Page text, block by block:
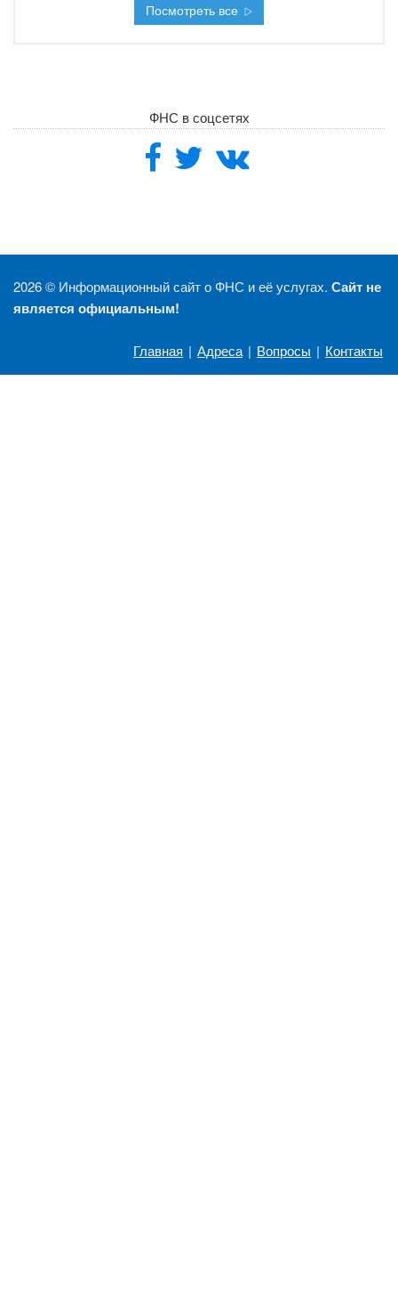
Посмотреть все
ФНС в соцсетях
2026 © Информационный сайт о ФНС и её услугах. Сайт не
является официальным!
Главная | Адреса | Вопросы | Контакты